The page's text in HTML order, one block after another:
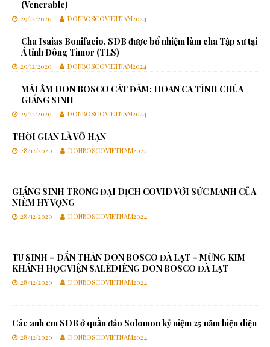
(Venerable)
29/12/2020 DONBOSCOVIETNAM2024
Cha Isaias Bonifacio, SDB được bổ nhiệm làm cha Tập sư tại
Á tỉnh Đông Timor (TLS)
29/12/2020 DONBOSCOVIETNAM2024
MÁI ẤM DON BOSCO CÁT ĐÀM: HOAN CA TÌNH CHÚA
GIÁNG SINH
29/12/2020 DONBOSCOVIETNAM2024
THỜI GIAN LÀ VÔ HẠN
28/12/2020 DONBOSCOVIETNAM2024
GIÁNG SINH TRONG ĐẠI DỊCH COVID VỚI SỨC MẠNH CỦA
NIỀM HY VỌNG
28/12/2020 DONBOSCOVIETNAM2024
TU SINH – DẤN THÂN DON BOSCO ĐÀ LẠT – MỪNG KIM
KHÁNH HỌC VIỆN SALÊDIÊNG DON BOSCO ĐÀ LẠT
28/12/2020 DONBOSCOVIETNAM2024
Các anh em SDB ở quần đảo Solomon kỷ niệm 25 năm hiện diện
28/12/2020 DONBOSCOVIETNAM2024